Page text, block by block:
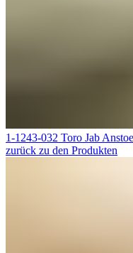
1-1243-032 Toro Jab
zurück zu den Produkten